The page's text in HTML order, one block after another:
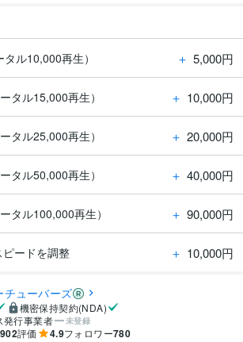
ル10,000再生） ＋ 5,000円
タル15,000再生） ＋ 10,000円
タル25,000再生） ＋ 20,000円
タル50,000再生） ＋ 40,000円
タル100,000再生） ＋ 90,000円
ードを調整 ＋ 10,000円
チューバーズ
機密保持契約(NDA)
発行事業者
未登録
評価 4.9フォロワー780